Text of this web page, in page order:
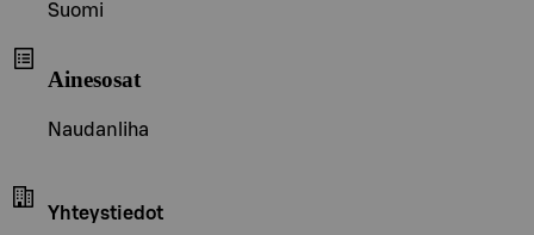
Suomi
Ainesosat
Naudanliha
Yhteystiedot